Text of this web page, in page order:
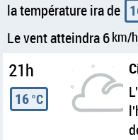
la température ira de
Le vent atteindra 6km/h
21h
16°C